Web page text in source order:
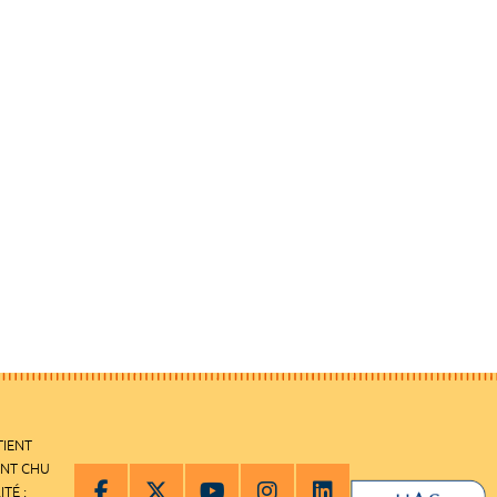
CHU
: